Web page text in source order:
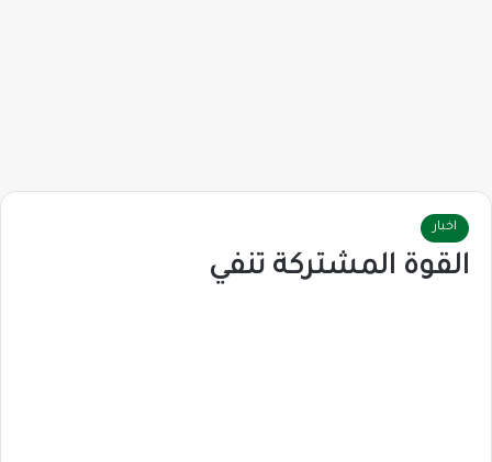
اخبار
القوة المشتركة تنفي